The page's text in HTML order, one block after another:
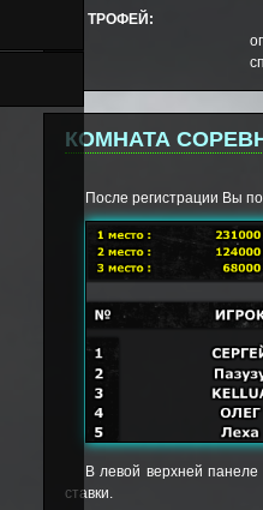
ТРОФЕЙ:
КОМНАТА
После регистрации Вы
В левой верхней панеле
ставки.